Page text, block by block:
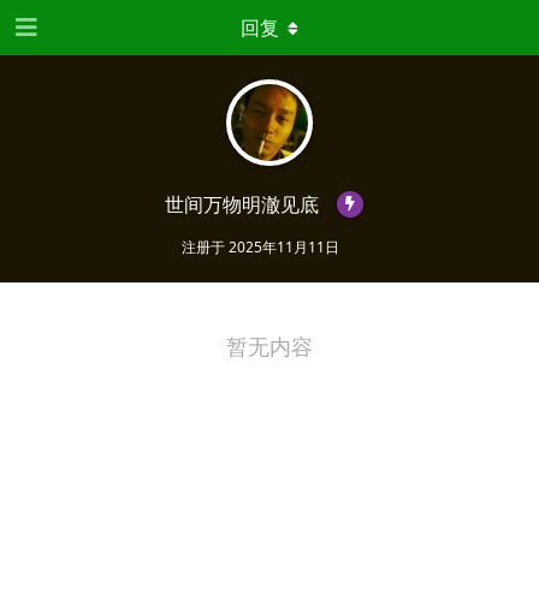
世间万物明澈见底
注册于2025年11月11日
回复
暂无内容